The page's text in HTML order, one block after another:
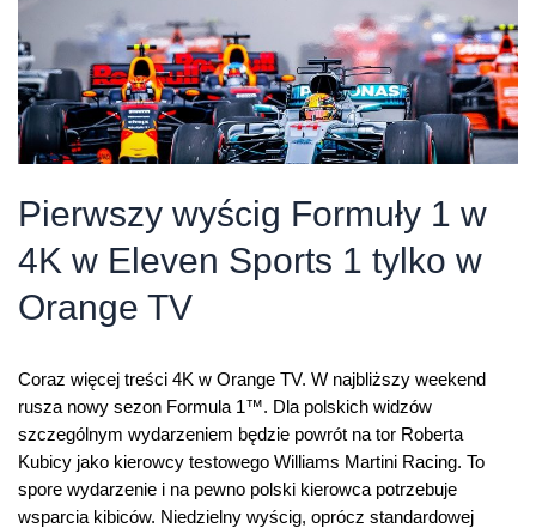
Pierwszy wyścig Formuły 1 w
4K w Eleven Sports 1 tylko w
Orange TV
Coraz więcej treści 4K w Orange TV. W najbliższy weekend
rusza nowy sezon Formula 1™. Dla polskich widzów
szczególnym wydarzeniem będzie powrót na tor Roberta
Kubicy jako kierowcy testowego Williams Martini Racing. To
spore wydarzenie i na pewno polski kierowca potrzebuje
wsparcia kibiców. Niedzielny wyścig, oprócz standardowej